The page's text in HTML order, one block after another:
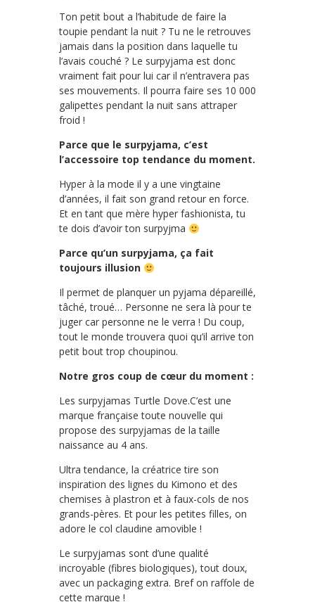
Ton petit bout a l’habitude de faire la
toupie pendant la nuit ? Tu ne le retrouves
jamais dans la position dans laquelle tu
l’avais couché ? Le surpyjama est donc
vraiment fait pour lui car il n’entravera pas
ses mouvements. Il pourra faire ses 10 000
galipettes pendant la nuit sans attraper
froid !
Parce que le surpyjama, c’est
l’accessoire top tendance du moment.
Hyper à la mode il y a une vingtaine
d’années, il fait son grand retour en force.
Et en tant que mère hyper fashionista, tu
te dois d’avoir ton surpyjma
Parce qu’un surpyjama, ça fait
toujours illusion
Il permet de planquer un pyjama dépareillé,
tâché, troué… Personne ne sera là pour te
juger car personne ne le verra ! Du coup,
tout le monde trouvera quoi qu’il arrive ton
petit bout trop choupinou.
Notre gros coup de cœur du moment :
Les surpyjamas Turtle Dove.C’est une
marque française toute nouvelle qui
propose des surpyjamas de la taille
naissance au 4 ans.
Ultra tendance, la créatrice tire son
inspiration des lignes du Kimono et des
chemises à plastron et à faux-cols de nos
grands-pères. Et pour les petites filles, on
adore le col claudine amovible !
Le surpyjamas sont d’une qualité
incroyable (fibres biologiques), tout doux,
avec un packaging extra. Bref on raffole de
cette marque !